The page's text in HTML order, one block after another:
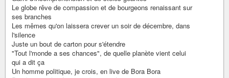
Le globe rêve de compassion et de bourgeons renaissant sur
ses branches
Les mêmes qu'on laissera crever un soir de décembre, dans
l'silence
Juste un bout de carton pour s'étendre
"Tout l'monde a ses chances", de quelle planète vient celui
qui a dit ça
Un homme politique, je crois, en live de Bora Bora